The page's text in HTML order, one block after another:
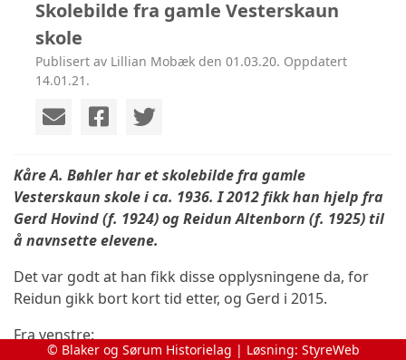
Skolebilde fra gamle Vesterskaun
skole
Publisert av Lillian Mobæk den 01.03.20. Oppdatert
14.01.21.
Kåre A. Bøhler har et skolebilde fra gamle
Vesterskaun skole i ca. 1936. I 2012 fikk han hjelp fra
Gerd Hovind (f. 1924) og Reidun Altenborn (f. 1925) til
å navnsette elevene.
Det var godt at han fikk disse opplysningene da, for
Reidun gikk bort kort tid etter, og Gerd i 2015.
Fra venstre:
© Blaker og Sørum Historielag | Løsning: StyreWeb